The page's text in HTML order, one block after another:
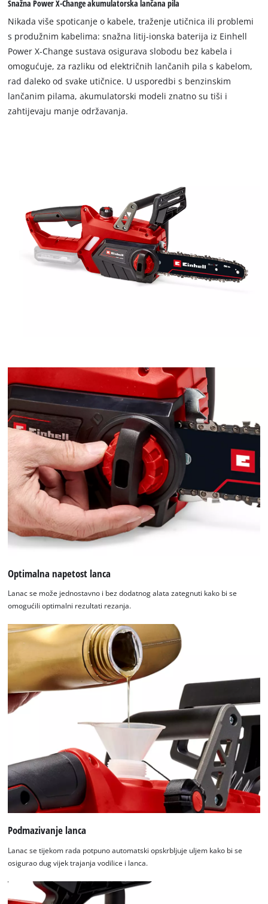
Snažna Power X-Change akumulatorska lančana pila
Nikada više spoticanje o kabele, traženje utičnica ili problemi
s produžnim kabelima: snažna litij-ionska baterija iz Einhell
Power X-Change sustava osigurava slobodu bez kabela i
omogućuje, za razliku od električnih lančanih pila s kabelom,
rad daleko od svake utičnice. U usporedbi s benzinskim
lančanim pilama, akumulatorski modeli znatno su tiši i
zahtijevaju manje održavanja.
Optimalna napetost lanca
Lanac se može jednostavno i bez dodatnog alata zategnuti kako bi se
omogućili optimalni rezultati rezanja.
Podmazivanje lanca
Lanac se tijekom rada potpuno automatski opskrbljuje uljem kako bi se
osigurao dug vijek trajanja vodilice i lanca.